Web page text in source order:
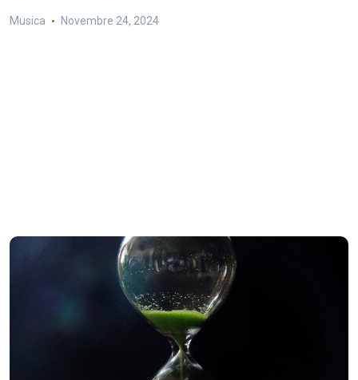
Musica Novembre 24, 2024